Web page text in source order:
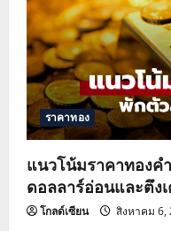
ราคาทอง
แนวโน้มราคาทองค
ดอลลาร์อ่อนและตึง
โกลด์เซียน สิงหาคม 6,